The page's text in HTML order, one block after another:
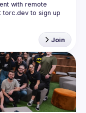
with remote
torc.dev to sign up
Join